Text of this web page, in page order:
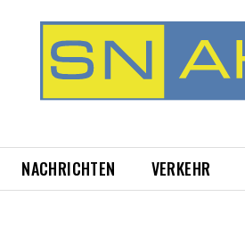
NACHRICHTEN VERKEHR